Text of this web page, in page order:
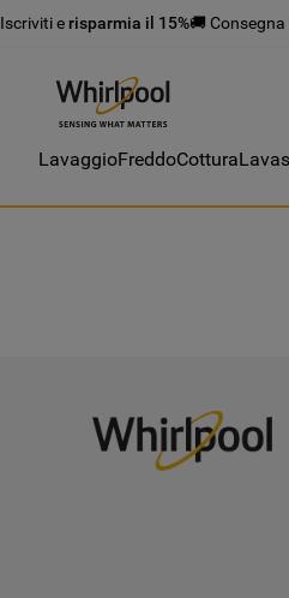
Iscriviti e risparmia il 15%🚚
LavaggioFreddoCottura